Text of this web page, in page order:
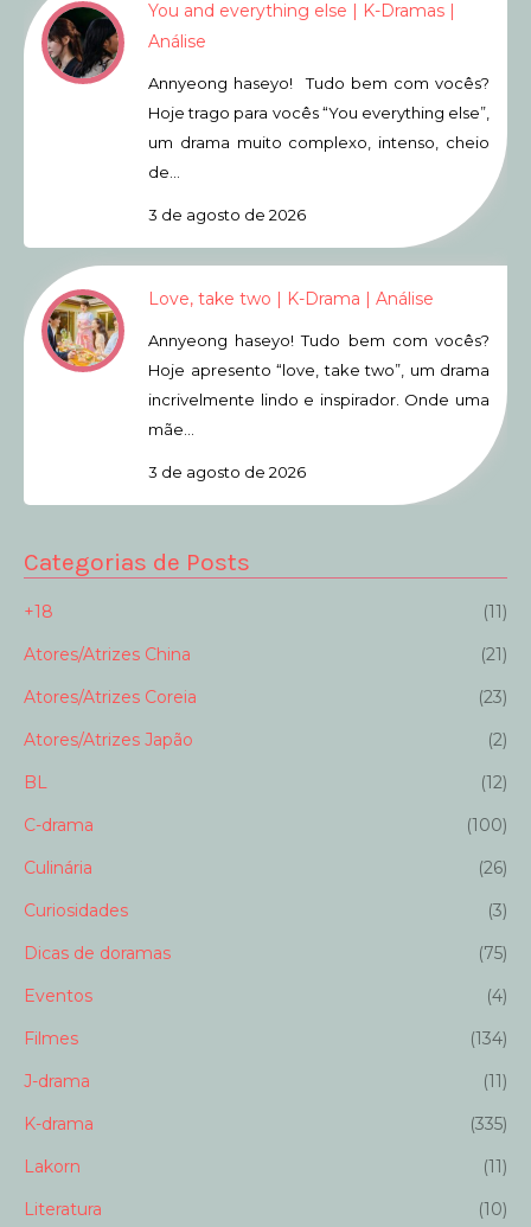
You and everything else | K-Dramas |
Análise
Annyeong haseyo! Tudo bem com vocês?
Hoje trago para vocês “You everything else”,
um drama muito complexo, intenso, cheio
de…
3 de agosto de 2026
Love, take two | K-Drama | Análise
Annyeong haseyo! Tudo bem com vocês?
Hoje apresento “love, take two”, um drama
incrivelmente lindo e inspirador. Onde uma
mãe…
3 de agosto de 2026
Categorias de Posts
+18
(11)
Atores/Atrizes China
(21)
Atores/Atrizes Coreia
(23)
Atores/Atrizes Japão
(2)
BL
(12)
C-drama
(100)
Culinária
(26)
Curiosidades
(3)
Dicas de doramas
(75)
Eventos
(4)
Filmes
(134)
J-drama
(11)
K-drama
(335)
Lakorn
(11)
Literatura
(10)